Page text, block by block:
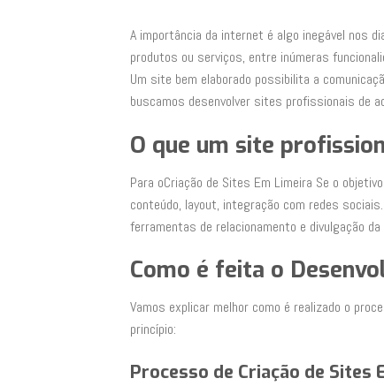
A importância da internet é algo inegável nos
produtos ou serviços, entre inúmeras
Um site bem elaborado possibilita a
buscamos desenvolver sites profissionais de
O que um site
Para oCriação de Sites Em Limeira Se o
conteúdo, layout, integração com redes
ferramentas de relacionamento e divulgação
Como é feita o
Vamos explicar melhor como é realizado o
princípio:
Processo de Criação de Sites